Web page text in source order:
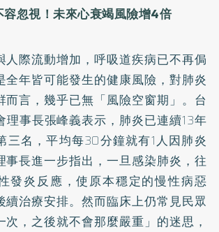
忽視！未來心衰竭風險增4倍
人際流動增加，呼吸道疾病已不再侷
全年皆可能發生的健康風險，對肺炎
而言，幾乎已無「風險空窗期」。台
理事長張峰義表示，肺炎已連續13年
三名，平均每30分鐘就有1人因肺炎
事長進一步指出，一旦感染肺炎，往
發炎反應，使原本穩定的慢性病惡
續治療安排。然而臨床上仍常見民眾
，之後就不會那麼嚴重」的迷思，